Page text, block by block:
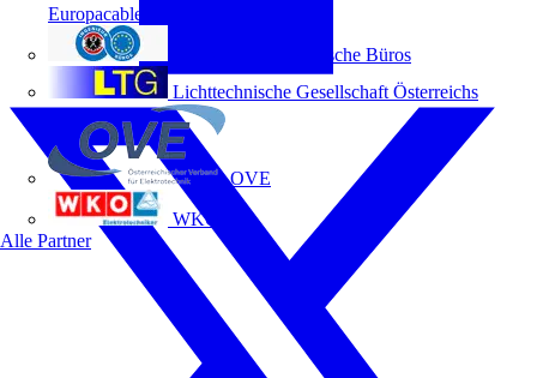
Europacable
Fachverband Technische Büros
Lichttechnische Gesellschaft Österreichs
OVE
WKO
Alle Partner